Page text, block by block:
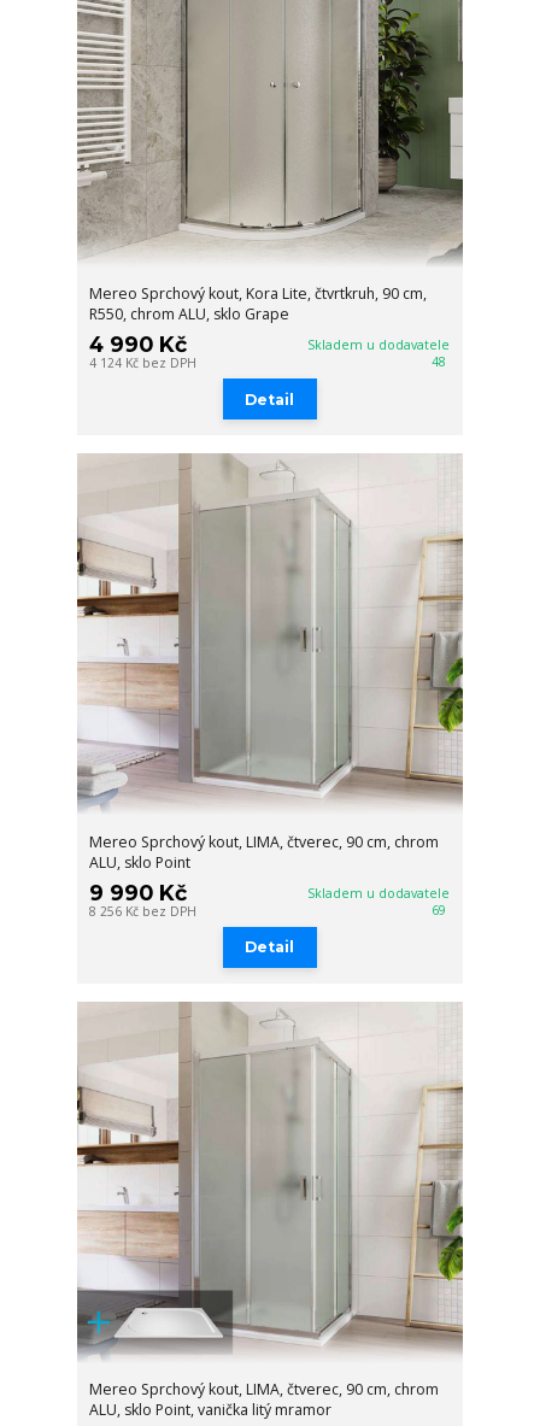
Mereo Sprchový kout, Kora Lite, čtvrtkruh, 90 cm,
R550, chrom ALU, sklo Grape
4 990 Kč
4 124 Kč bez DPH
Skladem u dodavatele
48
Detail
Mereo Sprchový kout, LIMA, čtverec, 90 cm, chrom
ALU, sklo Point
9 990 Kč
8 256 Kč bez DPH
Skladem u dodavatele
69
Detail
Mereo Sprchový kout, LIMA, čtverec, 90 cm, chrom
ALU, sklo Point, vanička litý mramor